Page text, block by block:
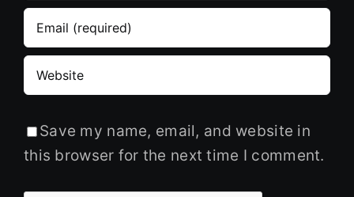
Save my name, email, and website in
this browser for the next time I comment.